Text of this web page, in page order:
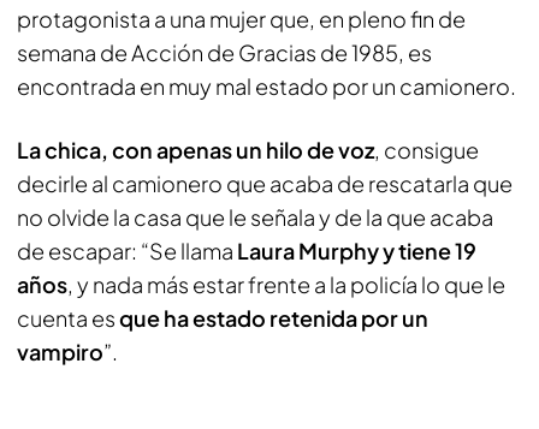
protagonista a una mujer que, en pleno fin de
semana de Acción de Gracias de 1985, es
encontrada en muy mal estado por un camionero.
La chica, con apenas un hilo de voz, consigue
decirle al camionero que acaba de rescatarla que
no olvide la casa que le señala y de la que acaba
de escapar: “Se llama Laura Murphy y tiene 19
años, y nada más estar frente a la policía lo que le
cuenta esque ha estado retenida por un
vampiro”.